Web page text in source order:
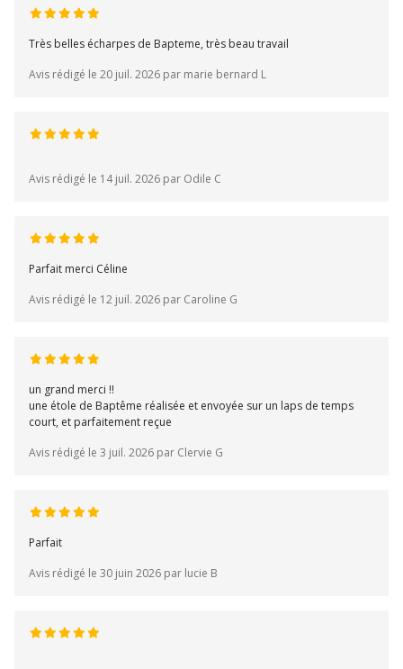
Très belles écharpes de Bapteme, très beau travail
Avis rédigé le 20 juil. 2026 par marie bernard L
Avis rédigé le 14 juil. 2026 par Odile C
Parfait merci Céline
Avis rédigé le 12 juil. 2026 par Caroline G
un grand merci !!
une étole de Baptême réalisée et envoyée sur un laps de temps
court, et parfaitement reçue
Avis rédigé le 3 juil. 2026 par Clervie G
Parfait
Avis rédigé le 30 juin 2026 par lucie B